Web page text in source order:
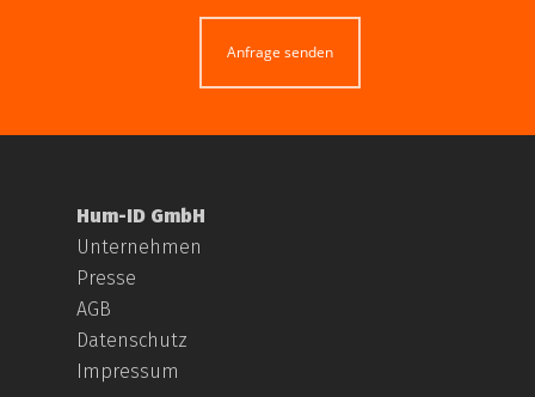
Anfrage senden
Hum-ID GmbH
Unternehmen
Presse
AGB
Datenschutz
Impressum